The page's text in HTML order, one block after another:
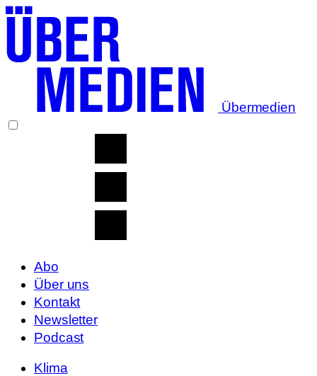
Übermedien
Abo
Über uns
Kontakt
Newsletter
Podcast
Klima